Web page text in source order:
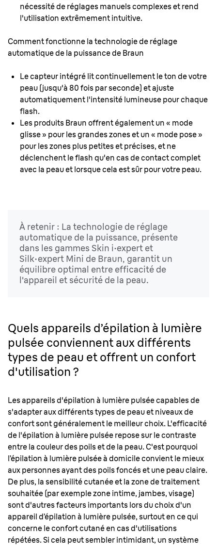
nécessité de réglages manuels complexes et rend
l'utilisation extrêmement intuitive.
Comment fonctionne la technologie de réglage
automatique de la puissance de Braun
Le capteur intégré lit continuellement le ton de votre
peau (jusqu'à 80 fois par seconde) et ajuste
automatiquement l'intensité lumineuse pour chaque
flash.
Les produits Braun offrent également un « mode
glisse » pour les grandes zones et un « mode pose »
pour les zones plus petites et précises, et ne
déclenchent le flash qu'en cas de contact complet
avec la peau et lorsque cela est sûr pour votre peau.
À retenir : La technologie de réglage
automatique de la puissance, présente
dans les gammes Skin i·expert et
Silk·expert Mini de Braun, garantit un
équilibre optimal entre efficacité de
l'appareil et sécurité de la peau.
Quels appareils d’épilation à lumière
pulsée conviennent aux différents
types de peau et offrent un confort
d'utilisation ?
Les appareils d'épilation à lumière pulsée capables de
s'adapter aux différents types de peau et niveaux de
confort sont généralement le meilleur choix. L'efficacité
de l'épilation à lumière pulsée repose sur le contraste
entre la couleur des poils et de la peau. C'est pourquoi
l’épilation à lumière pulsée à domicile convient le mieux
aux personnes ayant des poils foncés et une peau claire.
De plus, la sensibilité cutanée et la zone de traitement
souhaitée (par exemple zone intime, jambes, visage)
sont d'autres facteurs importants lors du choix d'un
appareil d’épilation à lumière pulsée, surtout en ce qui
concerne le confort cutané en cas d'utilisations
répétées. Si cela peut sembler intimidant, un système